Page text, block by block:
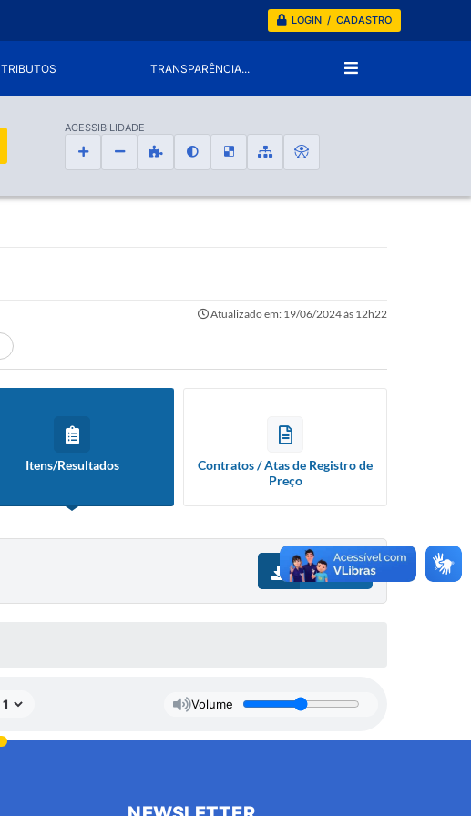
LOGIN / CADASTRO
TRIBUTOS TRANSPARÊNCIA...
ACESSIBILIDADE
Atualizado em: 19/06/2024 às 12h22
Itens/Resultados
Contratos / Atas de Registro de
Preço
Download
Volume